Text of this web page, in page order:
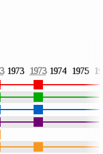
1973 1973 1974 1975